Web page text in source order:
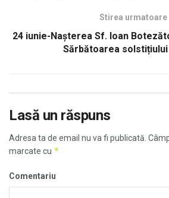
Stirea urmatoare
24 iunie-Nașterea Sf. Ioan
Sărbătoarea
Lasă un răspuns
Adresa ta de email nu va fi publicată.
marcate cu *
Comentariu